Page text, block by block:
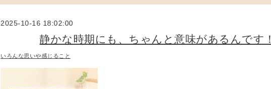
2025-10-16 18:02:00
静かな時期にも、ちゃんと意味があるんです！
いろんな思いや感じること